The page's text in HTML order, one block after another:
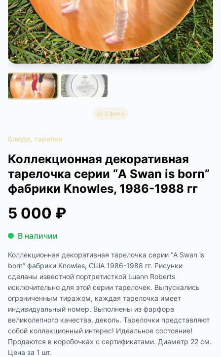
КОНТАКТЫ
ДОСТАВКА И ОПЛАТА
2 фото
Блюда, тарелки
Коллекционная декоративная
тарелочка серии “A Swan is born”
фабрики Knowles, 1986-1988 гг
5 000 ₽
В наличии
Коллекционная декоративная тарелочка серии “A Swan is
born” фабрики Knowles, США 1986-1988 гг. Рисунки
сделаны известной портретисткой Luann Roberts
исключительно для этой серии тарелочек. Выпускались
ограниченным тиражом, каждая тарелочка имеет
индивидуальный номер. Выполнены из фарфора
великолепного качества, деколь. Тарелочки представляют
собой коллекционный интерес! Идеальное состояние!
Продаются в коробочках с сертификатами. Диаметр 22 см.
Цена за 1 шт.